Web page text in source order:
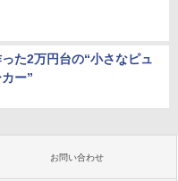
た2万円台の“小さなピュ
ー”
お問い合わせ